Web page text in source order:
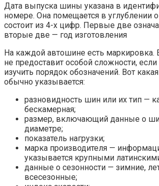
Дата выпуска шины указана в
номере. Она помещается в углублении
состоит из 4-х цифр. Первые две
вторые две — год изготовления
На каждой автошине есть маркировка.
не предоставит особой сложности,
изучить порядок обозначений. Вот
обычно указывается:
разновидность шин или их тип —
бескамерная;
размер, включающий данные о
диаметре;
показатель нагрузки;
марка производителя —
указывается крупными
данные о сезонности — зимние,
всесезонные;